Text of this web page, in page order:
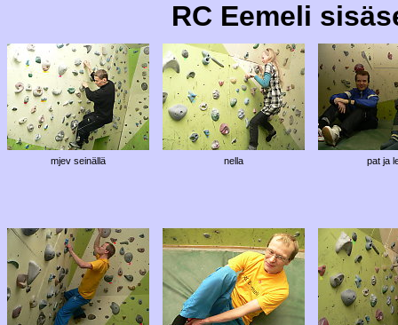
RC Eemeli
mjev seinällä nella pat ja